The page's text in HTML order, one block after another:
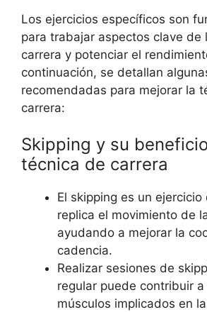
Los ejercicios específicos son
para trabajar aspectos clave de
carrera y potenciar el
continuación, se detallan
recomendadas para mejorar la
carrera:
Skipping y su
técnica de carrera
El skipping es un ejercicio
replica el movimiento de
ayudando a mejorar la
cadencia.
Realizar sesiones de
regular puede contribuir
músculos implicados en